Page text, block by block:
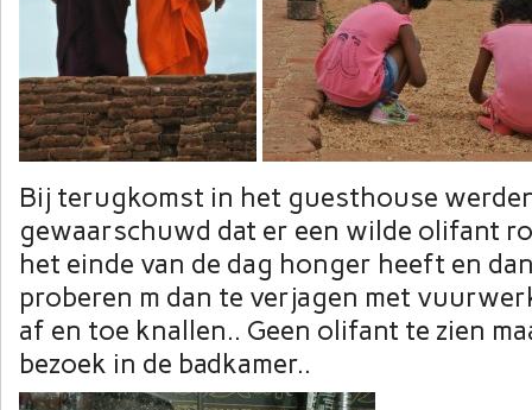
Bij terugkomst in het guesthouse
gewaarschuwd dat er een wilde olifant
het einde van de dag honger heeft en
proberen m dan te verjagen met
af en toe knallen.. Geen olifant te zien
bezoek in de badkamer..